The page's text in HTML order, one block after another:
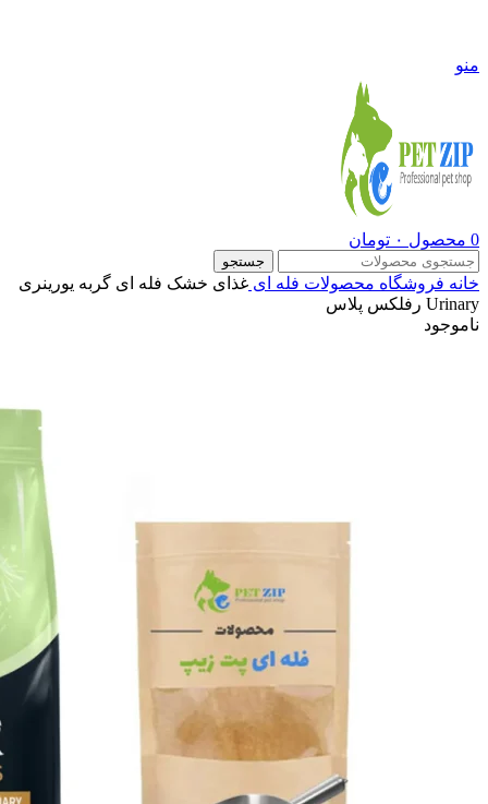
منو
0 محصول ۰ تومان
جستجو
خانه فروشگاه محصولات فله ای غذای خشک فله ای گربه یورینری
Urinary رفلکس پلاس
ناموجود